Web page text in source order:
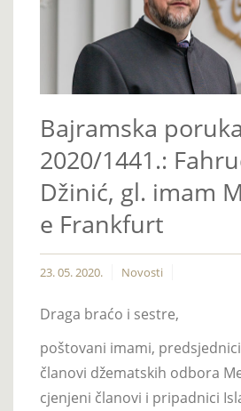
Bajramska
2020/1441.:
Džinić, gl. imam
e Frankfurt
23. 05. 2020. Novosti
Draga braćo i sestre,
poštovani imami,
članovi džematskih odbora
cjenjeni članovi i pripadnici